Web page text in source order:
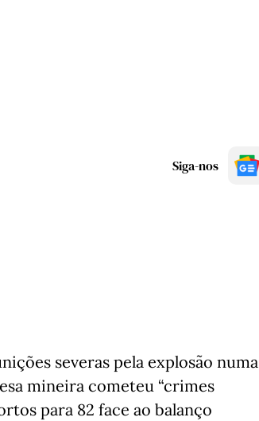
Siga-nos
severas pela explosão numa
mineira cometeu “crimes
para 82 face ao balanço